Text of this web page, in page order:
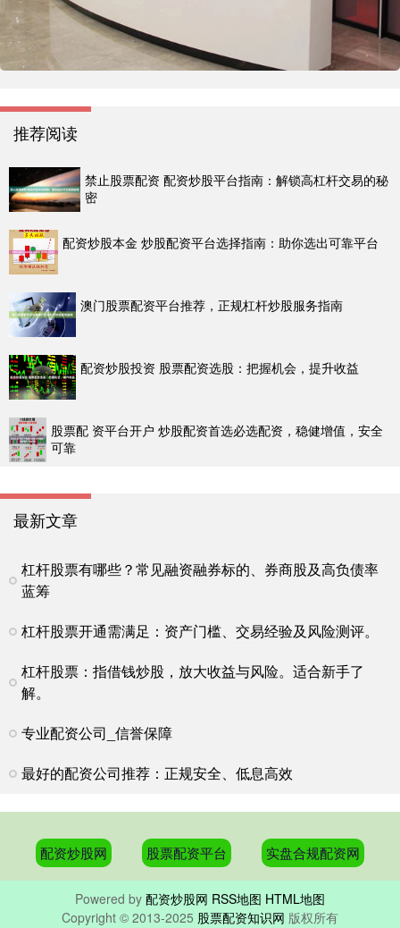
推荐阅读
禁止股票配资 配资炒股平台指南：解锁高杠杆交易的秘
密
配资炒股本金 炒股配资平台选择指南：助你选出可靠平台
澳门股票配资平台推荐，正规杠杆炒股服务指南
配资炒股投资 股票配资选股：把握机会，提升收益
股票配 资平台开户 炒股配资首选必选配资，稳健增值，安全
可靠
最新文章
杠杆股票有哪些？常见融资融券标的、券商股及高负债率
蓝筹
杠杆股票开通需满足：资产门槛、交易经验及风险测评。
杠杆股票：指借钱炒股，放大收益与风险。适合新手了
解。
专业配资公司_信誉保障
最好的配资公司推荐：正规安全、低息高效
配资炒股网 股票配资平台 实盘合规配资网
Powered by 配资炒股网 RSS地图 HTML地图
Copyright © 2013-2025 股票配资知识网 版权所有